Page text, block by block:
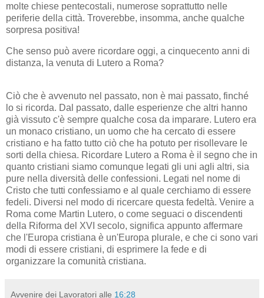
molte chiese pentecostali, numerose soprattutto nelle
periferie della città. Troverebbe, insomma, anche qualche
sorpresa positiva!
Che senso può avere ricordare oggi, a cinquecento anni di
distanza, la venuta di Lutero a Roma?
Ciò che è avvenuto nel passato, non è mai passato, finché
lo si ricorda. Dal passato, dalle esperienze che altri hanno
già vissuto c'è sempre qualche cosa da imparare. Lutero era
un monaco cristiano, un uomo che ha cercato di essere
cristiano e ha fatto tutto ciò che ha potuto per risollevare le
sorti della chiesa. Ricordare Lutero a Roma è il segno che in
quanto cristiani siamo comunque legati gli uni agli altri, sia
pure nella diversità delle confessioni. Legati nel nome di
Cristo che tutti confessiamo e al quale cerchiamo di essere
fedeli. Diversi nel modo di ricercare questa fedeltà. Venire a
Roma come Martin Lutero, o come seguaci o discendenti
della Riforma del XVI secolo, significa appunto affermare
che l'Europa cristiana è un'Europa plurale, e che ci sono vari
modi di essere cristiani, di esprimere la fede e di
organizzare la comunità cristiana.
Avvenire dei Lavoratori alle 16:28